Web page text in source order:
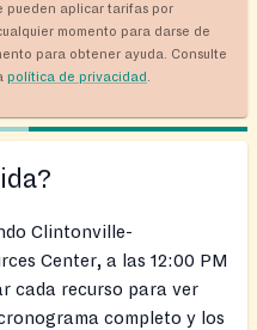
pueden aplicar tarifas por
momento para darse de
para obtener ayuda. Consulte
política de privacidad
Clintonville-
Center, a las 12:00 PM
cada recurso para ver
completo y los